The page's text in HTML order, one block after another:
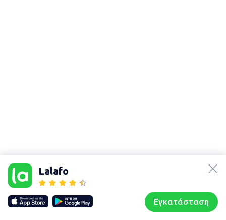
Lalafo
Εγκατάσταση
Our websites
lalafo.kg
lalafo.rs
lalafo.pl
Sitemap
Συζητήσεις Προφίλ